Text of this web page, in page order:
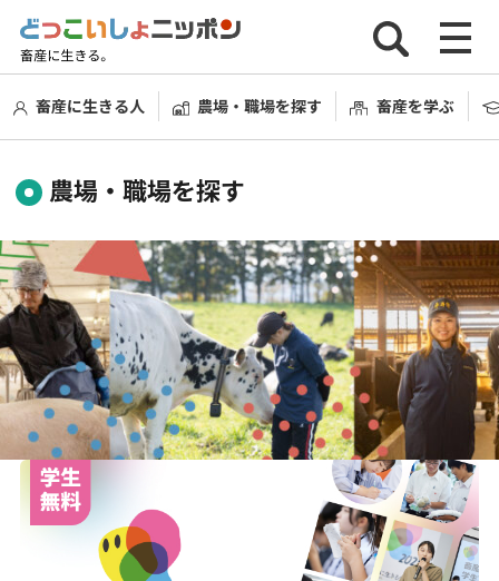
畜産に生きる人 農場・職場を探す 畜産を学ぶ
農場・職場を探す